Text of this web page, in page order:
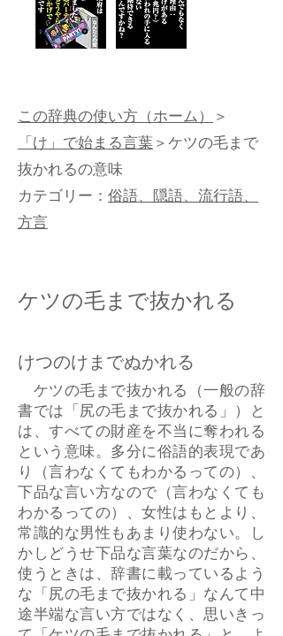
この辞典の使い方（ホーム）＞
「け」で始まる言葉＞ケツの毛まで
抜かれるの意味
カテゴリー： 俗語、隠語、流行語、
方言
ケツの毛まで抜かれる
けつのけまでぬかれる
ケツの毛まで抜かれる（一般の辞
書では「尻の毛まで抜かれる」）と
は、すべての財産を不当に奪われる
という意味。多分に俗語的表現であ
り（言わなくてもわかるっての）、
下品な言い方なので（言わなくても
わかるっての）、女性はもとより、
常識的な男性もあまり使わない。し
かしどうせ下品な言葉なのだから、
使うときは、辞書に載っているよう
な「尻の毛まで抜かれる」なんて中
途半端な言い方ではなく、思いきっ